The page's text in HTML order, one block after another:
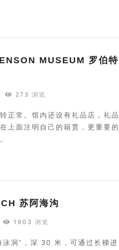
MUSEUM 罗伯特
273 浏览
正常。馆内还设有礼品店，礼品
上面注明自己的籍贯，更重要的
苏阿海沟
1903 浏览
洞”，深 30 米，可通过长梯进